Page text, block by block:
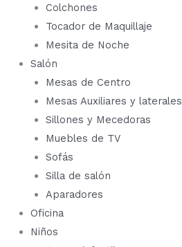
Colchones
Tocador de Maquillaje
Mesita de Noche
Salón
Mesas de Centro
Mesas Auxiliares y laterales
Sillones y Mecedoras
Muebles de TV
Sofás
Silla de salón
Aparadores
Oficina
Niños